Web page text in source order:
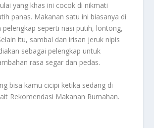
yang khas ini cocok di nikmati
panas. Makanan satu ini biasanya di
pelengkap seperti nasi putih, lontong,
itu, sambal dan irisan jeruk nipis
sebagai pelengkap untuk
rasa segar dan pedas.
bisa kamu cicipi ketika sedang di
Rekomendasi Makanan Rumahan.